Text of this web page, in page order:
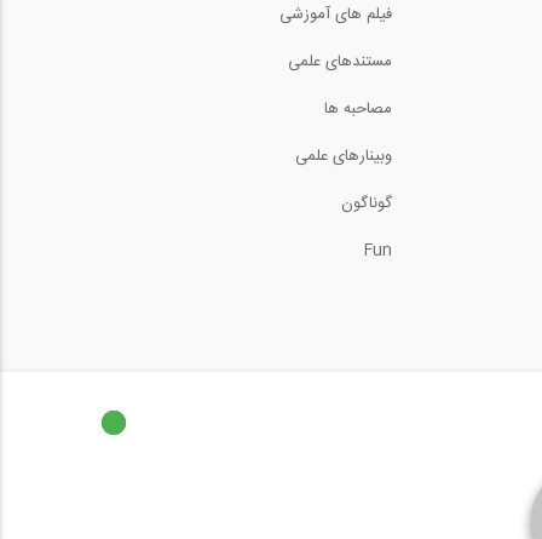
پروژه های مربوط...
هوشمند سازه ،...
فیلم های آموزشی
مستندهای علمی
مصاحبه ها
وبینارهای علمی
گوناگون
Fun